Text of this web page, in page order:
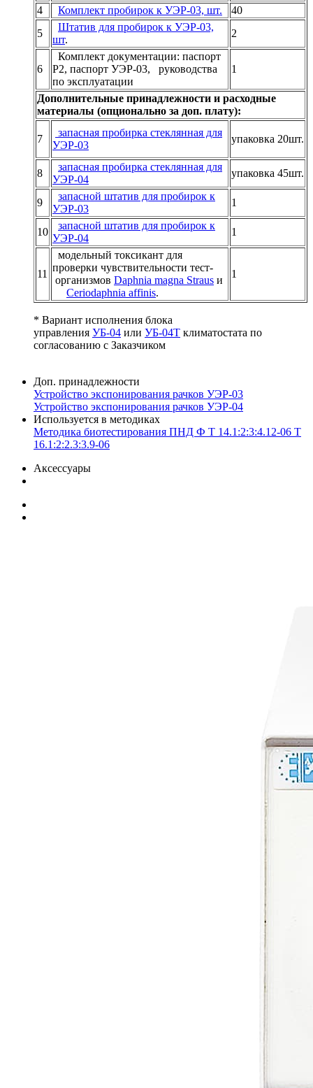
4 Комплект пробирок к УЭР-03, шт.
40
5
Штатив для пробирок к УЭР-03,
шт.
2
6
Комплект документации: паспорт
Р2, паспорт УЭР-03, руководства
по эксплуатации
1
Дополнительные принадлежности и расходные
материалы (опционально за доп. плату):
7
запасная пробирка стеклянная для
УЭР-03
упаковка 20шт.
8
запасная пробирка стеклянная для
УЭР-04
упаковка 45шт.
9
запасной штатив для пробирок к
УЭР-03
1
10
запасной штатив для пробирок к
УЭР-04
1
11
модельный токсикант для
проверки чувствительности тест-
организмов Daphnia magna Straus и
Ceriodaphnia affinis.
1
* Вариант исполнения блока
управления УБ-04 или УБ-04Т климатостата по
согласованию с Заказчиком
Доп. принадлежности
Устройство экспонирования рачков УЭР-03
Устройство экспонирования рачков УЭР-04
Используется в методиках
Методика биотестирования ПНД Ф Т 14.1:2:3:4.12-06 Т
16.1:2:2.3:3.9-06
Аксессуары